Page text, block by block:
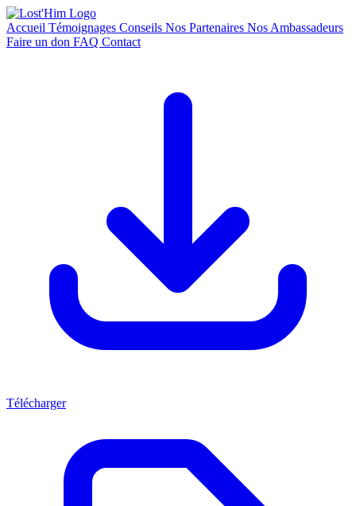
Accueil Témoignages Conseils Nos Partenaires Nos Ambassadeurs
Faire un don FAQ Contact
Télécharger